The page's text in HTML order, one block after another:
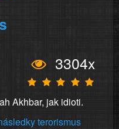
3304x
Akhbar, jak idioti.
terorismus